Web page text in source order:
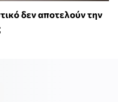
δεν αποτελούν την